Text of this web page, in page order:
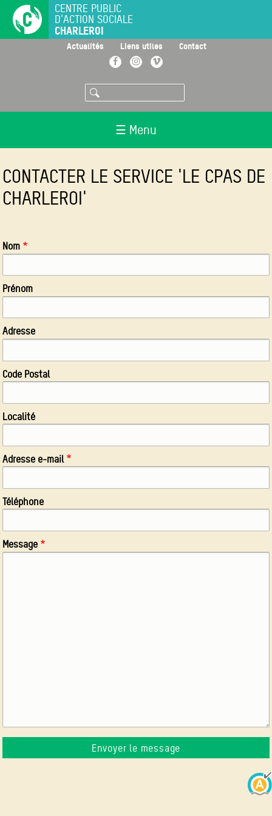
principal
CENTRE PUBLIC
D'ACTION SOCIALE
CHARLEROI
Actualités Liens utiles Contact
FacebookInstagramVimeo
Rechercher
☰ Menu
CONTACTER LE SERVICE 'LE CPAS DE
CHARLEROI'
Nom
Prénom
Adresse
Code Postal
Localité
Adresse e-mail
Téléphone
Message